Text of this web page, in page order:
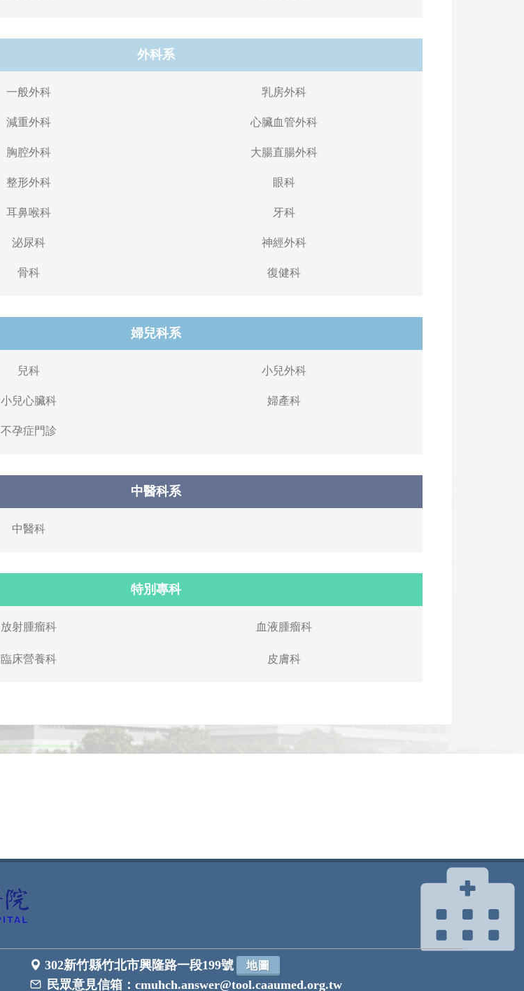
外科系
一般外科 乳房外科
減重外科 心臟血管外科
胸腔外科 大腸直腸外科
整形外科 眼科
耳鼻喉科 牙科
泌尿科 神經外科
骨科 復健科
婦兒科系
兒科 小兒外科
小兒心臟科 婦產科
不孕症門診
中醫科系
中醫科
特別專科
放射腫瘤科 血液腫瘤科
臨床營養科 皮膚科
302新竹縣竹北市興隆路一段199號 地圖
民眾意見信箱：cmuhch.answer@tool.caaumed.org.tw